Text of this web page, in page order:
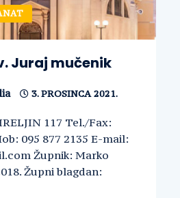
Juraj mučenik
3. PROSINCA 2021.
117 Tel./Fax:
095 877 2135 E-mail:
Župnik: Marko
Župni blagdan: